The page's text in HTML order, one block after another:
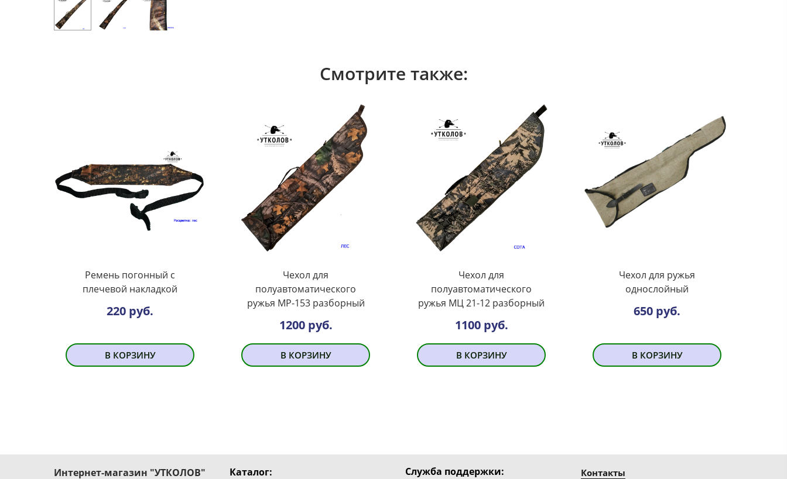
Смотрите также:
Ремень погонный с
плечевой накладкой
220 руб.
В КОРЗИНУ
Чехол для
полуавтоматического
ружья МР-153 разборный
1200 руб.
В КОРЗИНУ
Чехол для
полуавтоматического
ружья МЦ 21-12 разборный
1100 руб.
В КОРЗИНУ
Чехол для ружья
однослойный
650 руб.
В КОРЗИНУ
Интернет-магазин "УТКОЛОВ" Каталог: Служба поддержки: Контакты